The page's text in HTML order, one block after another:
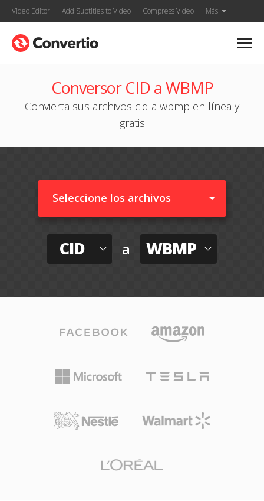
Video Editor Add Subtitles to Video Compress Video Más
Conversor CID a WBMP
Convierta sus archivos cid a wbmp en línea y
gratis
Seleccione los archivos
CID a WBMP